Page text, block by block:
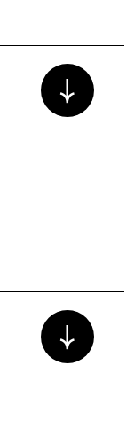
Voir plus/
Voir plus/